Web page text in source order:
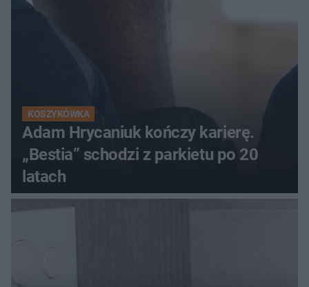
KOSZYKÓWKA
Adam Hrycaniuk kończy karierę.
„Bestia” schodzi z parkietu po 20
latach